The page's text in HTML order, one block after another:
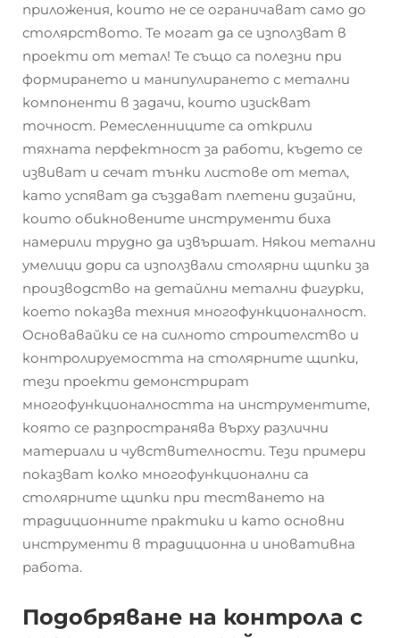
приложения, които не се ограничават само до
столярството. Те могат да се използват в
проекти от метал! Те също са полезни при
формирането и манипулирането с метални
компоненти в задачи, които изискват
точност. Ремесленниците са открили
тяхната перфектност за работи, където се
извиват и сечат тънки листове от метал,
като успяват да създават плетени дизайни,
които обикновените инструменти биха
намерили трудно да извършат. Някои метални
умелици дори са използвали столярни щипки за
производство на детайлни метални фигурки,
което показва техния многофункционалност.
Основавайки се на силното строителство и
контролируемостта на столярните щипки,
тези проекти демонстрират
многофункционалността на инструментите,
която се разпространява върху различни
материали и чувствителности. Тези примери
показват колко многофункционални са
столярните щипки при тестването на
традиционните практики и като основни
инструменти в традиционна и иновативна
работа.
Подобряване на контрола с